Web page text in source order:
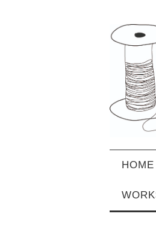
HOME